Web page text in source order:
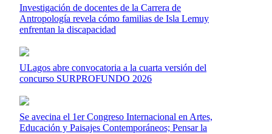
Investigación de docentes de la Carrera de
Antropología revela cómo familias de Isla Lemuy
enfrentan la discapacidad
ULagos abre convocatoria a la cuarta versión del
concurso SURPROFUNDO 2026
Se avecina el 1er Congreso Internacional en Artes,
Educación y Paisajes Contemporáneos; Pensar la